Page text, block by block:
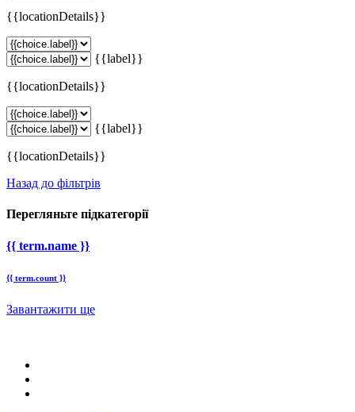
{{locationDetails}}
{{label}}
{{locationDetails}}
{{label}}
{{locationDetails}}
Назад до фільтрів
Перегляньте підкатегорії
{{ term.name }}
{{ term.count }}
Завантажити ще